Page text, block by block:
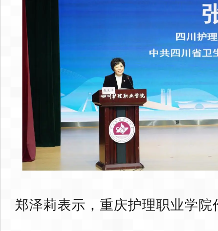
郑泽莉表示，重庆护理职业学